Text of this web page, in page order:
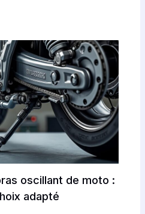
oscillant de moto :
adapté